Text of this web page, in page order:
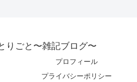
りごと〜雑記ブログ〜
プロフィール
プライバシーポリシー